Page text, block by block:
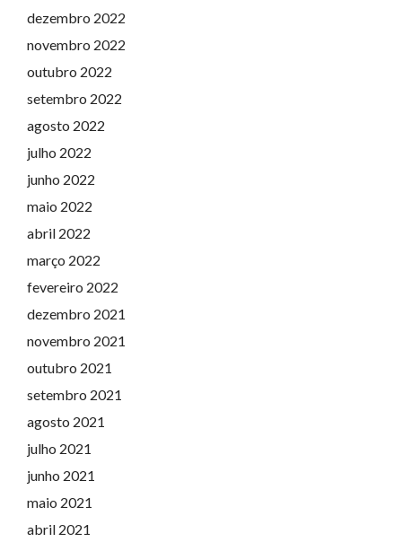
dezembro 2022
novembro 2022
outubro 2022
setembro 2022
agosto 2022
julho 2022
junho 2022
maio 2022
abril 2022
março 2022
fevereiro 2022
dezembro 2021
novembro 2021
outubro 2021
setembro 2021
agosto 2021
julho 2021
junho 2021
maio 2021
abril 2021